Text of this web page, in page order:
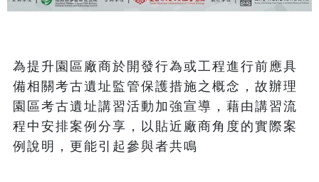
為提升園區廠商於開發行為或工程進行前應具
備相關考古遺址監管保護措施之概念，故辦理
園區考古遺址講習活動加強宣導，藉由講習流
程中安排案例分享，以貼近廠商角度的實際案
例說明，更能引起參與者共鳴